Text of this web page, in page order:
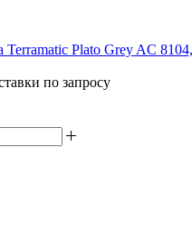
Terramatic Plato Grey AC
по запросу